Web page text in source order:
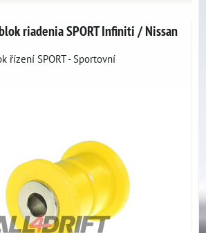
riadenia SPORT Infiniti / Nissan
řízení SPORT - Sportovní